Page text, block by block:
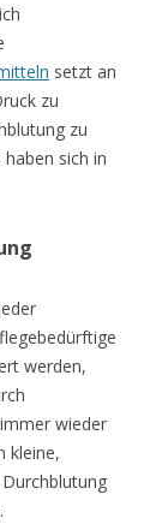
setzt an
zu
zu
sich in
werden,
wieder
kleine,